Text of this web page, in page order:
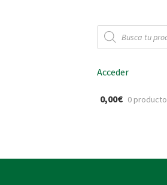
Búsqueda
de
productos
Pedido
Acceder
0,00€ 0